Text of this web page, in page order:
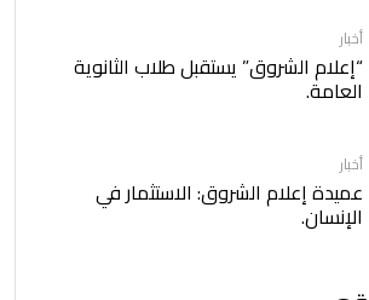
أخبار
“إعلام الشروق” يستقبل طلاب الثانوية
العامة.
أخبار
عميدة إعلام الشروق: الاستثمار في
الإنسان.